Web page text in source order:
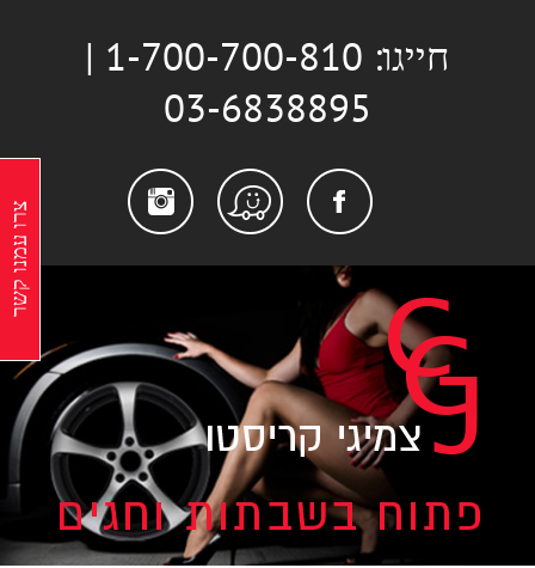
חייגו: 1-700-700-810 |
03-6838895
Facebook
Waze
צרו עמנו קשר